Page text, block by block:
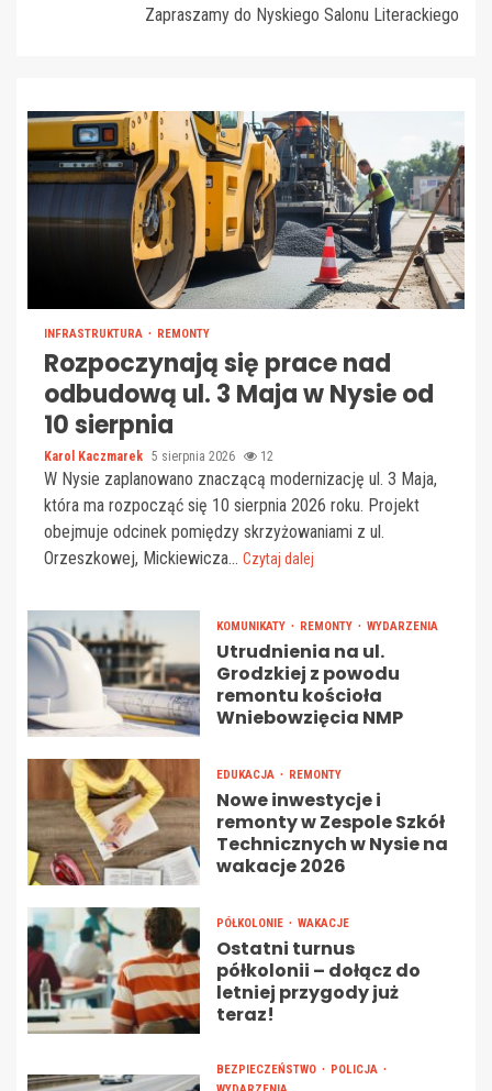
Zapraszamy do Nyskiego Salonu Literackiego
INFRASTRUKTURA REMONTY
Rozpoczynają się prace nad
odbudową ul. 3 Maja w Nysie od
10 sierpnia
Karol Kaczmarek 5 sierpnia 2026 12
W Nysie zaplanowano znaczącą modernizację ul. 3 Maja,
która ma rozpocząć się 10 sierpnia 2026 roku. Projekt
obejmuje odcinek pomiędzy skrzyżowaniami z ul.
Orzeszkowej, Mickiewicza... Czytaj dalej
KOMUNIKATY REMONTY WYDARZENIA
Utrudnienia na ul.
Grodzkiej z powodu
remontu kościoła
Wniebowzięcia NMP
EDUKACJA REMONTY
Nowe inwestycje i
remonty w Zespole Szkół
Technicznych w Nysie na
wakacje 2026
PÓŁKOLONIE WAKACJE
Ostatni turnus
półkolonii – dołącz do
letniej przygody już
teraz!
BEZPIECZEŃSTWO
POLICJA